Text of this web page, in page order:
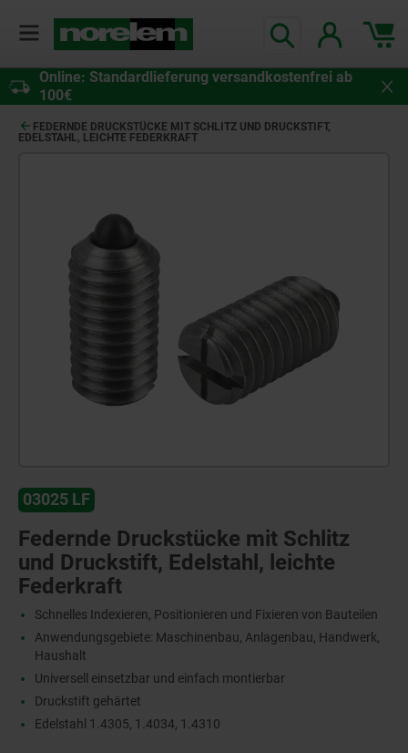
Online: Standardlieferung versandkostenfrei ab
100€
FEDERNDE DRUCKSTÜCKE MIT SCHLITZ UND DRUCKSTIFT,
EDELSTAHL, LEICHTE FEDERKRAFT
03025 LF
Federnde Druckstücke mit Schlitz
und Druckstift, Edelstahl, leichte
Federkraft
Schnelles Indexieren, Positionieren und Fixieren von Bauteilen
Anwendungsgebiete: Maschinenbau, Anlagenbau, Handwerk,
Haushalt
Universell einsetzbar und einfach montierbar
Druckstift gehärtet
Edelstahl 1.4305, 1.4034, 1.4310